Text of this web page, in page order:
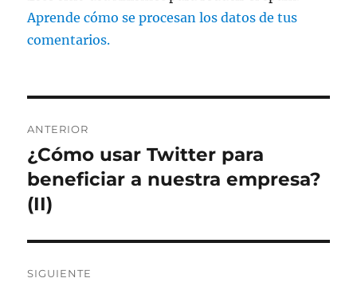
Aprende cómo se procesan los datos de tus
comentarios.
de
entradas
ANTERIOR
Entrada
anterior:
¿Cómo usar Twitter para
beneficiar a nuestra empresa?
(II)
SIGUIENTE